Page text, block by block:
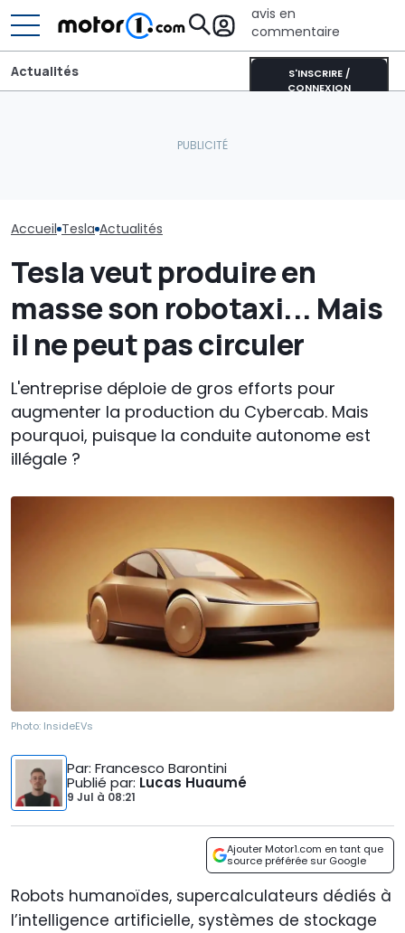
avis en
commentaire
S'INSCRIRE /
CONNEXION
Actualités
Accueil Tesla Actualités
Tesla veut produire en
masse son robotaxi... Mais
il ne peut pas circuler
L'entreprise déploie de gros efforts pour
augmenter la production du Cybercab. Mais
pourquoi, puisque la conduite autonome est
illégale ?
Photo: InsideEVs
Par: Francesco Barontini
Publié par: Lucas Huaumé
9 Jul à 08:21
Ajouter Motor1.com en tant que
source préférée sur Google
Robots humanoïdes, supercalculateurs dédiés à
l’intelligence artificielle, systèmes de stockage